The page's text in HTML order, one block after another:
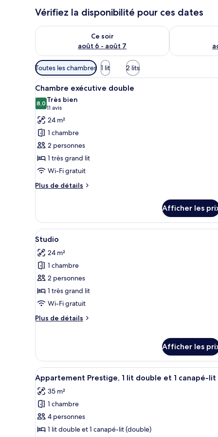
Vérifiez la disponibilité pour ces dates
Ce soir
août 6 - août 7
Vérifier la disponibilité pour ce soir août 6 - août 7
Vérifier la
Filtres
disponibles
pour
les
chambres
Toutes les chambres 1 lit 2 lits
Afficher
toutes
les
photos
pour
ce
type
de
chambre :
Chambre
Coffre-fort, bureau, rideaux
5
Chambre exécutive double
8,08,0 sur 10
Très bien
11 avis
(11 avis)
24 m²
1 chambre
2 personnes
1 très grand lit
Wi-Fi gratuit
Plus de détails
Plus
Chambre
exécutive
double
Afficher les
Afficher
toutes
les
photos
pour
ce
type
chambre :
Coffre-fort, bureau, rideaux
8
Studio
24 m²
1 chambre
2 personnes
1 très grand lit
Wi-Fi gratuit
Plus de détails
Plus
Afficher les
Afficher
toutes
les
photos
pour
ce
Appartement Prestige, 1 lit
10
Appartement Prestige, 1 lit double et 1 canapé-lit
35 m²
1 chambre
4 personnes
1 lit double et 1 canapé-lit (double)